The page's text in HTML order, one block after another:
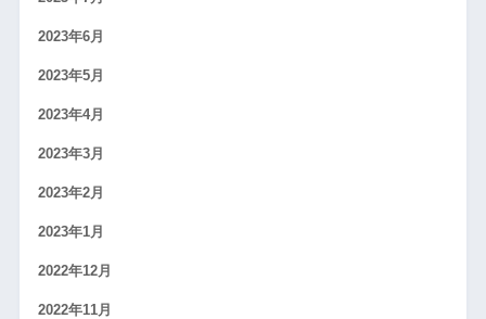
2023年6月
2023年5月
2023年4月
2023年3月
2023年2月
2023年1月
2022年12月
2022年11月